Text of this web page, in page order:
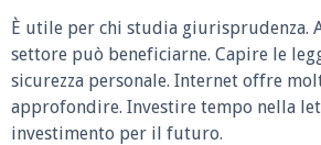
È utile per chi studia giurisprudenza.
settore può beneficiarne. Capire le
sicurezza personale. Internet offre
approfondire. Investire tempo nella
investimento per il futuro.